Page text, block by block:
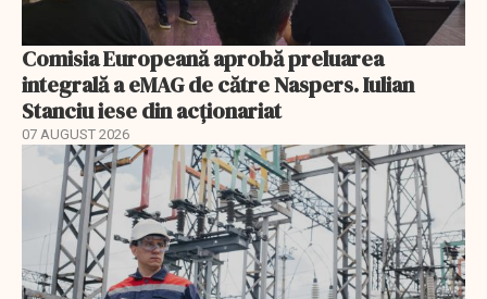
Comisia Europeană aprobă preluarea
integrală a eMAG de către Naspers. Iulian
Stanciu iese din acționariat
07 AUGUST 2026